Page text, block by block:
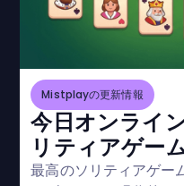
Mistplayの更新情報
今日オンライ
リティアゲー
最高のソリティアゲー